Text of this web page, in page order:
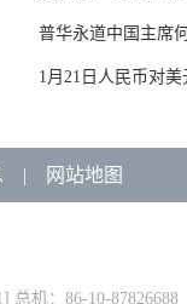
普华永道中国主席
济...
1月21日人民币对
| 网站地图
] 总机：86-10-87826688